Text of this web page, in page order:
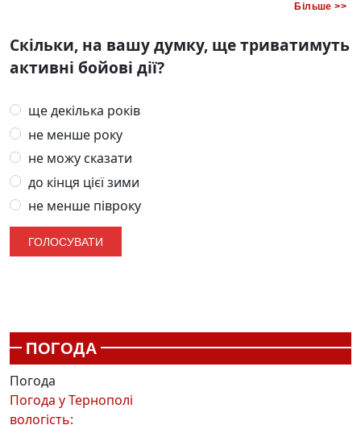
Більше >>
Скільки, на вашу думку, ще триватимуть
активні бойові дії?
ще декілька років
не менше року
не можу сказати
до кінця цієї зими
не менше півроку
ПОГОДА
Погода
Погода уТернополі
вологість: